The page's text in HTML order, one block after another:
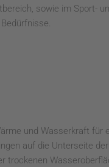
sowie im Sport-
und Wasserkraft für
auf die Unterseite
trockenen